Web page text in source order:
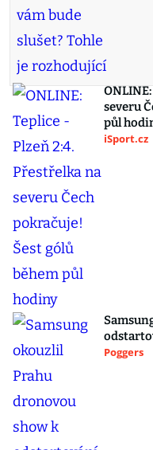
severu
půl
iSport.cz
Poggers